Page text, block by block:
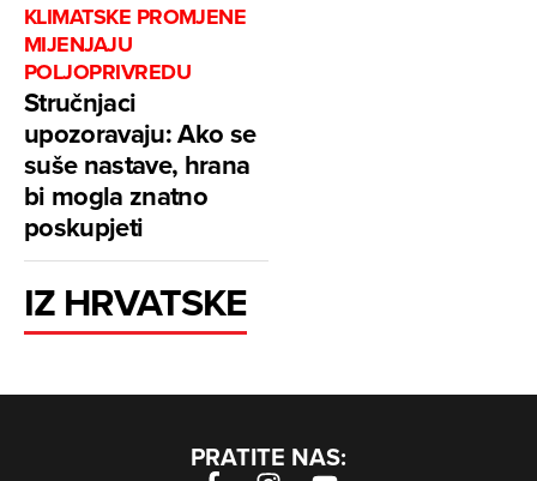
KLIMATSKE PROMJENE
MIJENJAJU
POLJOPRIVREDU
Stručnjaci
upozoravaju: Ako se
suše nastave, hrana
bi mogla znatno
poskupjeti
IZ HRVATSKE
PRATITE NAS: